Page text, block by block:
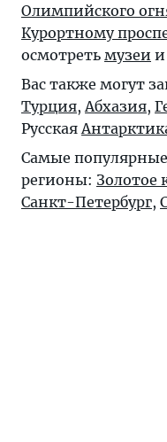
Олимпийского
Курортному
осмотреть музеи и
Вас также могут
Турция, Абхазия,
Русская
Самые популярные
регионы: Золотое
Санкт-Петербург,